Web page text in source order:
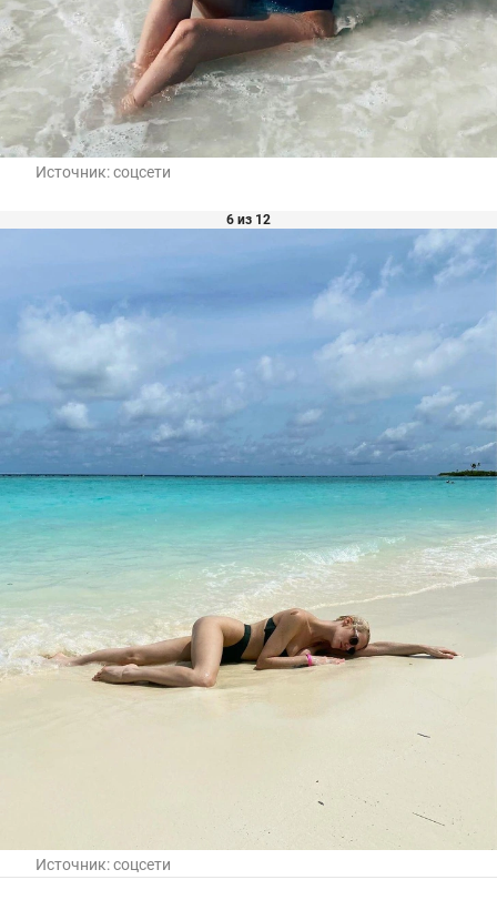
Источник:соцсети
6 из 12
Источник:соцсети